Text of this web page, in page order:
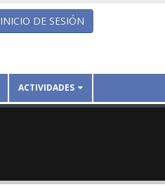
INICIO DE SESIÓN
ACTIVIDADES